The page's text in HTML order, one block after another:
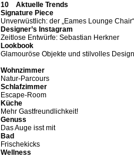
10 Aktuelle Trends
Signature Piece
Unverwüstlich: der „Eames Lounge
Designer’s Instagram
Zeitlose Entwürfe: Sebastian Herkner
Lookbook
Glamouröse Objekte und stilvolles Design
Wohnzimmer
Natur-Parcours
Schlafzimmer
Escape-Room
Küche
Mehr Gastfreundlichkeit!
Genuss
Das Auge isst mit
Bad
Frischekicks
Wellness